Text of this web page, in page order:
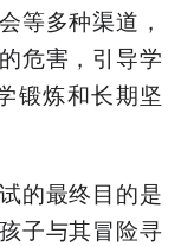
等多种渠道，
危害，引导学
锻炼和长期坚
的最终目的是
子与其冒险寻